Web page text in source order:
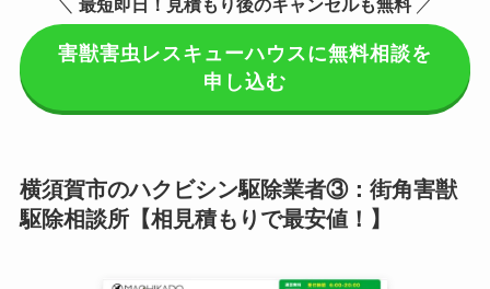
＼ 最短即日！見積もり後のキャンセルも無料／
害獣害虫レスキューハウスに無料相談を
申し込む
横須賀市のハクビシン駆除業者③：街角害獣
駆除相談所【相見積もりで最安値！】